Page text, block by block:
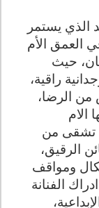
الذي يستمر
في العمق الأم
حيث
راقية،
من الرضا،
الام
تشقى من
الرقيق،
ومواقف
الفنانة